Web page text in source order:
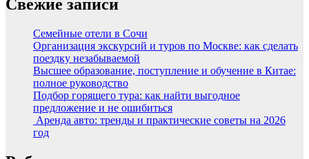
Свежие записи
Семейные отели в Сочи
Организация экскурсий и туров по Москве: как сделать
поездку незабываемой
Высшее образование, поступление и обучение в Китае:
полное руководство
Подбор горящего тура: как найти выгодное
предложение и не ошибиться
Аренда авто: тренды и практические советы на 2026
год